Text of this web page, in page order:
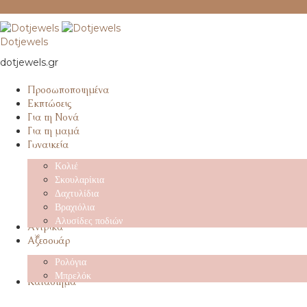
Dotjewels
dotjewels.gr
Προσωποποιημένα
Εκπτώσεις
Για τη Νονά
Για τη μαμά
Γυναικεία
Κολιέ
Σκουλαρίκια
Δαχτυλίδια
Βραχιόλια
Αλυσίδες ποδιών
Αντρικά
Αξεσουάρ
Ρολόγια
Μπρελόκ
Κατάστημα